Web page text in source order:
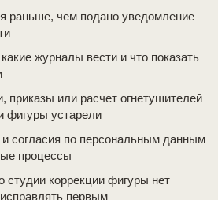
раньше, чем подано уведомление
журналы вести и что показать
приказы или расчет огнетушителей
фигуры устарели
согласия по персональным данным
процессы
студии коррекции фигуры нет
первым